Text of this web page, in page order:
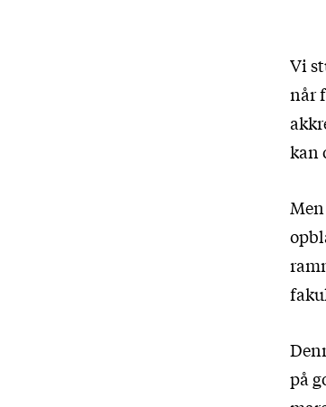
Vi
når
kan
på